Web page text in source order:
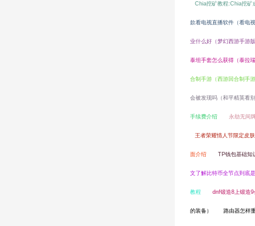
Chia挖矿教程:Chia挖矿
款看电视直播软件（看电
业什么好（梦幻西游手游
泰坦手套怎么获得（泰拉
合制手游（西游回合制手游
会被发现吗（和平精英看
手续费介绍 永劫无间
王者荣耀情人节限定皮
面介绍 TP钱包基础知
文了解比特币全节点到底
教程 dnf锻造8上锻造9
的装备） 路由器怎样